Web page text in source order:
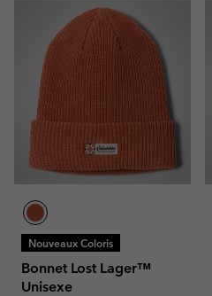
Nouveaux Coloris
Bonnet Lost Lager™
Unisexe